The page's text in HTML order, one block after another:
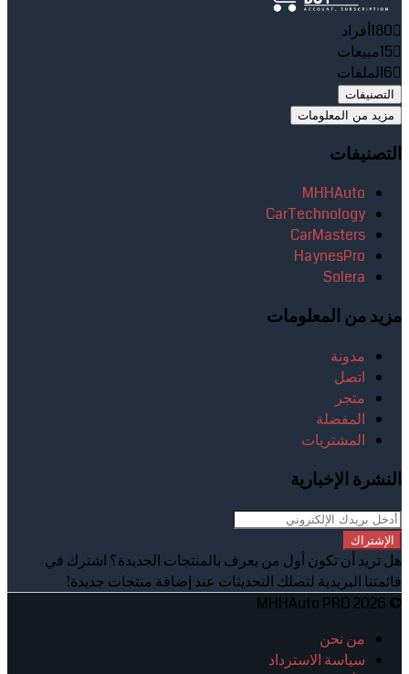
180أفراد
15مبيعات
6الملفات
التصنيفات
مزيد من المعلومات
التصنيفات
MHHAuto
CarTechnology
CarMasters
HaynesPro
Solera
مزيد من المعلومات
مدونة
اتصل
متجر
المفضلة
المشتريات
النشرة الإخبارية
الإشتراك
هل تريد أن تكون أول من يعرف بالمنتجات الجديدة؟ اشترك في
قائمتنا البريدية لتصلك التحديثات عند إضافة منتجات جديدة!
© 2026 MHHAuto PRO
من نحن
سياسة الاسترداد